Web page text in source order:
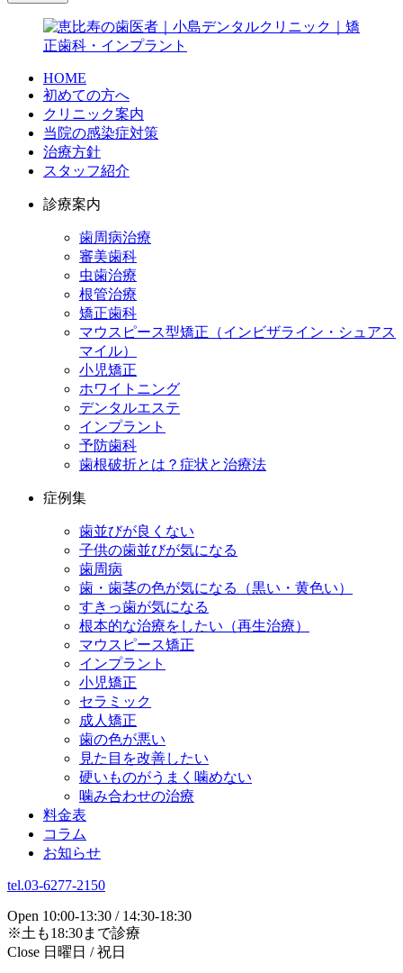
HOME
初めての方へ
クリニック案内
当院の感染症対策
治療方針
スタッフ紹介
診療案内
歯周病治療
審美歯科
虫歯治療
根管治療
矯正歯科
マウスピース型矯正（インビザライン・シュアス
マイル）
小児矯正
ホワイトニング
デンタルエステ
インプラント
予防歯科
歯根破折とは？症状と治療法
症例集
歯並びが良くない
子供の歯並びが気になる
歯周病
歯・歯茎の色が気になる（黒い・黄色い）
すきっ歯が気になる
根本的な治療をしたい（再生治療）
マウスピース矯正
インプラント
小児矯正
セラミック
成人矯正
歯の色が悪い
見た目を改善したい
硬いものがうまく噛めない
噛み合わせの治療
料金表
コラム
お知らせ
tel.03-6277-2150
Open 10:00-13:30 / 14:30-18:30
※土も18:30まで診療
Close 日曜日 / 祝日